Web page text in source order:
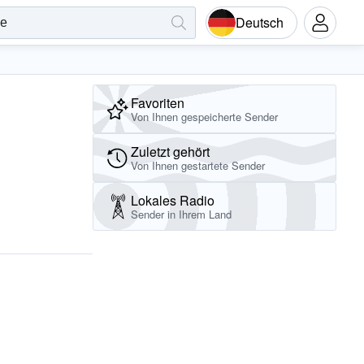
Deutsch
Favoriten
Von Ihnen gespeicherte Sender
Zuletzt gehört
Von Ihnen gestartete Sender
Lokales Radio
Sender in Ihrem Land